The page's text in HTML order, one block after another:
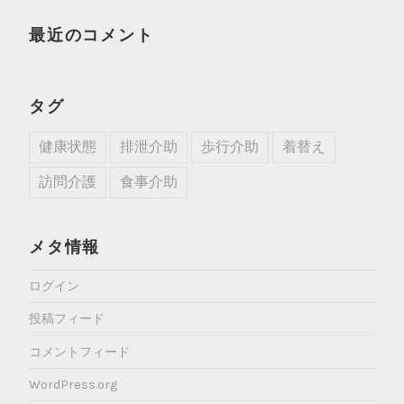
最近のコメント
タグ
健康状態 排泄介助 歩行介助 着替え
訪問介護 食事介助
メタ情報
ログイン
投稿フィード
コメントフィード
WordPress.org